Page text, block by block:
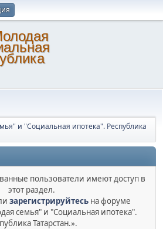
и "Социальная ипотека". Республика
пользователи имеют доступ в
этот раздел.
зарегистрируйтесь на форуме
семья" и "Социальная ипотека".
Татарстан.».